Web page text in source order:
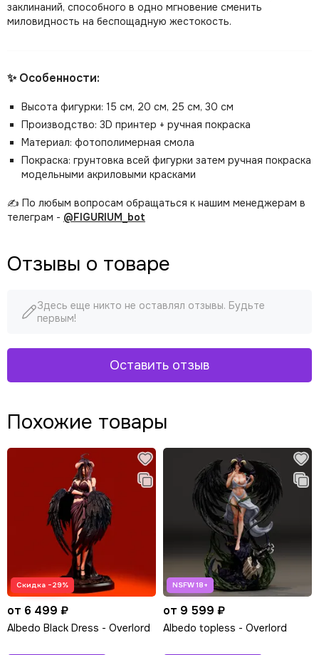
заклинаний, способного в одно мгновение сменить
миловидность на беспощадную жестокость.
✨ Особенности:
Высота фигурки: 15 см, 20 см, 25 см, 30 см
Производство: 3D принтер + ручная покраска
Материал: фотополимерная смола
Покраска: грунтовка всей фигурки затем ручная покраска
модельными акриловыми красками
✍️ По любым вопросам обращаться к нашим менеджерам в
телеграм - @FIGURIUM_bot
Отзывы о товаре
Здесь еще никто не оставлял отзывы. Будьте
первым!
Оставить отзыв
Похожие товары
Скидка −29%
от 6 499 ₽
Albedo Black Dress - Overlord
от 9 599 ₽
Albedo topless - Overlord